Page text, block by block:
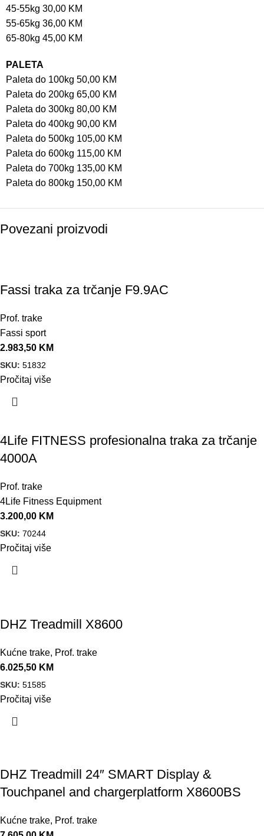
45-55kg 30,00 KM
55-65kg 36,00 KM
65-80kg 45,00 KM
PALETA
Paleta do 100kg 50,00 KM
Paleta do 200kg 65,00 KM
Paleta do 300kg 80,00 KM
Paleta do 400kg 90,00 KM
Paleta do 500kg 105,00 KM
Paleta do 600kg 115,00 KM
Paleta do 700kg 135,00 KM
Paleta do 800kg 150,00 KM
Povezani proizvodi
Fassi traka za trčanje F9.9AC
Prof. trake
Fassi sport
2.983,50 KM
SKU: 51832
Pročitaj više
4Life FITNESS profesionalna traka za trčanje
4000A
Prof. trake
4Life Fitness Equipment
3.200,00 KM
SKU: 70244
Pročitaj više
DHZ Treadmill X8600
Kućne trake, Prof. trake
6.025,50 KM
SKU: 51585
Pročitaj više
DHZ Treadmill 24″ SMART Display &
Touchpanel and chargerplatform X8600BS
Kućne trake, Prof. trake